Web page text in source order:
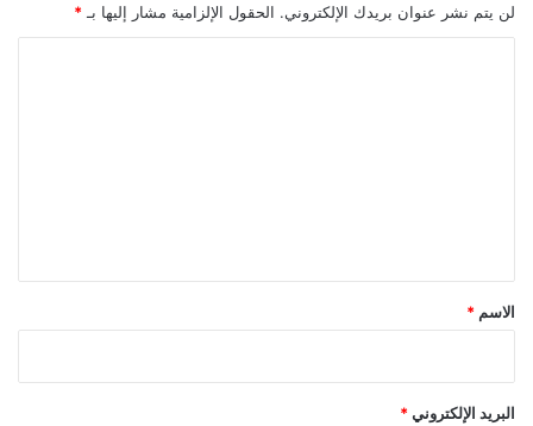
لن يتم نشر عنوان بريدك الإلكتروني. الحقول الإلزامية مشار إليها بـ *
*
الاسم *
البريد الإلكتروني *